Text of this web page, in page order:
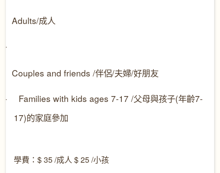
Adults/成人
–
Couples and friends /伴侶/夫婦/好朋友
– Families with kids ages 7-17 /父母與孩子(年齡7-
17)的家庭參加
學費：$ 35 /成人 $ 25 /小孩